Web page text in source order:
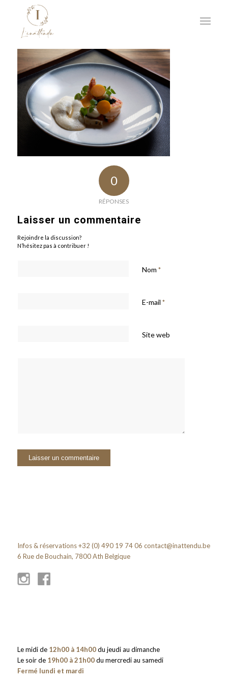
0
RÉPONSES
Laisser un commentaire
Rejoindre la discussion?
N’hésitez pas à contribuer !
Nom *
E-mail *
Site web
Infos & réservations +32 (0) 490 19 74 06 contact@inattendu.be
6 Rue de Bouchain, 7800 Ath Belgique
Le midi de 12h00 à 14h00du jeudi au dimanche
Le soir de 19h00 à 21h00du mercredi au samedi
Fermé lundi et mardi